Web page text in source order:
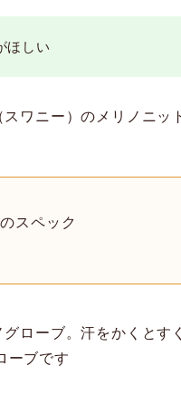
ほしい
ワニー）のメリノニッ
スペック
ローブ。汗をかくとす
ーブです